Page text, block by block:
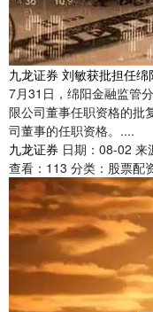
九龙证券 刘敏获批担任
7月31日，绵阳金融监管
限公司董事任职资格的批
司董事的任职资格。....
九龙证券 日期：08-02 来
查看： 113 分类： 股票配